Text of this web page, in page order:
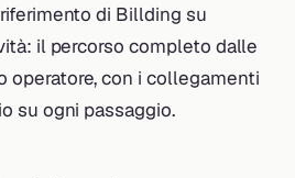
di Billding su
il percorso completo dalle
operatore, con i collegamenti
su ogni passaggio.